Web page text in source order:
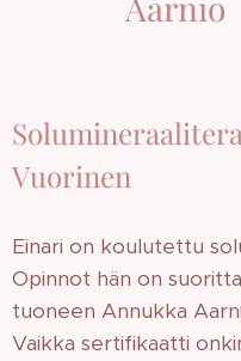
Vuorinen
Einari on koulutettu
Opinnot hän on
tuoneen Annukka
Vaikka sertifikaatti